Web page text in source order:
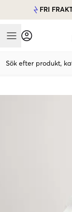
FRI
Mobile Menu
Sök efter produkt,